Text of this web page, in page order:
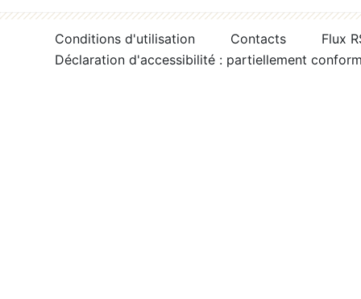
Conditions d'utilisation Contacts
Flux
Déclaration d'accessibilité : partiellement